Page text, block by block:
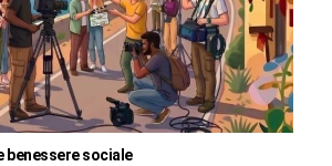
benessere sociale